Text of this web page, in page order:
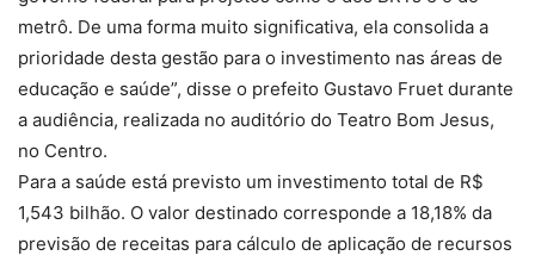
metrô. De uma forma muito significativa, ela consolida a
prioridade desta gestão para o investimento nas áreas de
educação e saúde”, disse o prefeito Gustavo Fruet durante
a audiência, realizada no auditório do Teatro Bom Jesus,
no Centro.
Para a saúde está previsto um investimento total de R$
1,543 bilhão. O valor destinado corresponde a 18,18% da
previsão de receitas para cálculo de aplicação de recursos